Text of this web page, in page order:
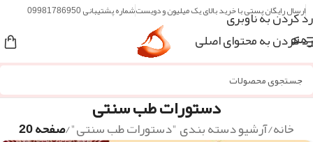
رد کردن به ناوبری
رد کردن به محتوای اصلی
ارسال رایگان پستی با خرید بالای یک میلیون و دویستشماره پشتیبانی 09981786950
منو
دستورات طب سنتی
خانه/آرشیو دسته بندی "دستورات طب سنتی"/صفحه 20